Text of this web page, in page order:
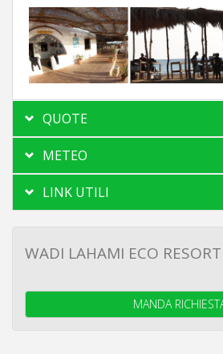
QUOTE
METEO
LINK UTILI
WADI LAHAMI ECO
MANDA